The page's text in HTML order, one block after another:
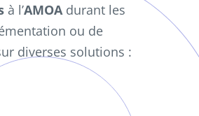
à l’AMOAdurant les
ou de
diverses solutions :